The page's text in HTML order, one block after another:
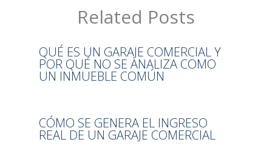
Related Posts
QUÉ ES UN GARAJE COMERCIAL Y
POR QUÉ NO SE ANALIZA COMO
UN INMUEBLE COMÚN
CÓMO SE GENERA EL INGRESO
REAL DE UN GARAJE COMERCIAL